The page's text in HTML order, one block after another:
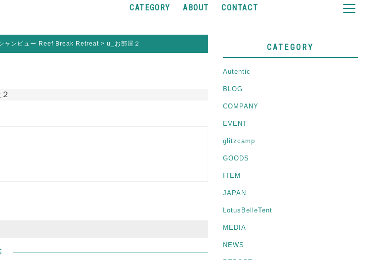
CATEGORY ABOUT CONTACT
ャンビュー Reef Break Retreat >u_お部屋２ CATEGORY
Autentic
BLOG
COMPANY
EVENT
glitzcamp
GOODS
ITEM
JAPAN
LotusBelleTent
MEDIA
NEWS